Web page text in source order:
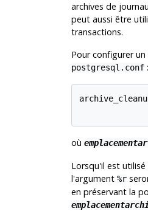
archives de
peut aussi être
transactions.
Pour configurer
postgresql.conf:
où
Lorsqu'il est utilisé
l'argument %r
en préservant la